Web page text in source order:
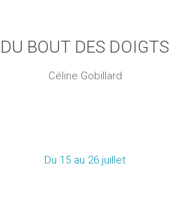
DU BOUT DES DOIGTS
Céline Gobillard
Du 15 au 26 juillet